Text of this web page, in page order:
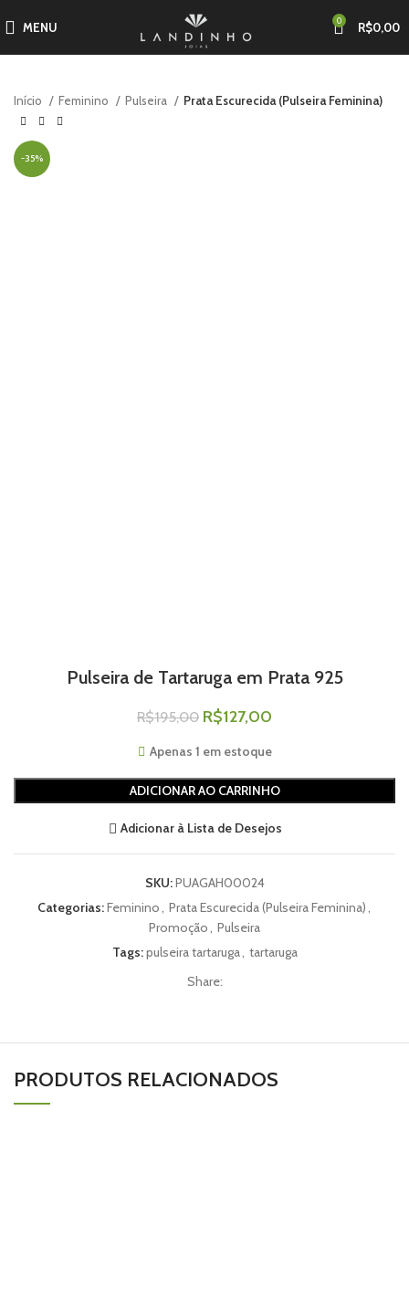
MENU 0 R$0,00
Início Feminino Pulseira Prata Escurecida (Pulseira Feminina)
-35%
Pulseira de Tartaruga em Prata 925
R$195,00 R$127,00
Apenas 1 em estoque
ADICIONAR AO CARRINHO
Adicionar à Lista de Desejos
SKU:PUAGAH00024
Categorias:Feminino, Prata Escurecida (Pulseira Feminina),
Promoção, Pulseira
Tags:pulseira tartaruga, tartaruga
Share:
PRODUTOS RELACIONADOS